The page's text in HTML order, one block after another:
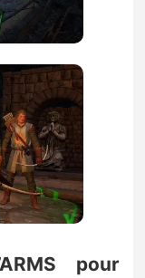
pour